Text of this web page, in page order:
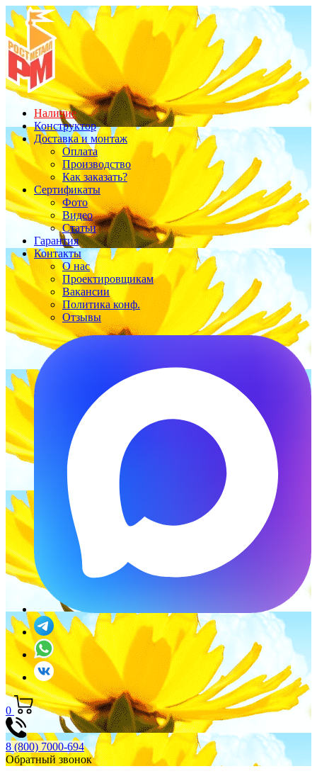
Наличие
Конструктор
Доставка и монтаж
Оплата
Производство
Как заказать?
Сертификаты
Фото
Видео
Статьи
Гарантия
Контакты
О нас
Проектировщикам
Вакансии
Политика конф.
Отзывы
0
8 (800) 7000-694
Обратный звонок